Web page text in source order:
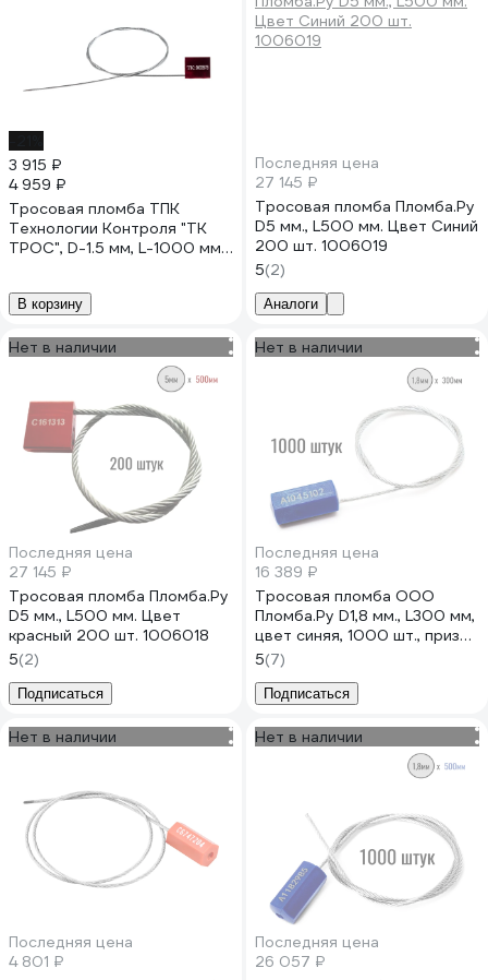
3 915 ₽
4 959 ₽
Тросовая пломба ТПК
Технологии Контроля "ТК
ТРОС", D-1.5 мм, L-1000 мм;
В корзину
Последняя цена
27 145 ₽
Тросовая пломба Пломба.Ру
D5 мм., L500 мм. Цвет Синий
200 шт. 1006019
5(2)
Аналоги
Нет в наличии
Последняя цена
27 145 ₽
Тросовая пломба Пломба.Ру
D5 мм., L500 мм. Цвет
красный 200 шт. 1006018
5(2)
Подписаться
Нет в наличии
Последняя цена
16 389 ₽
Тросовая пломба ООО
Пломба.Ру D1,8 мм., L300 мм,
цвет синяя, 1000 шт., призма
1006488
5(7)
Подписаться
Нет в наличии
Последняя цена
4 801 ₽
Нет в наличии
Последняя цена
26 057 ₽